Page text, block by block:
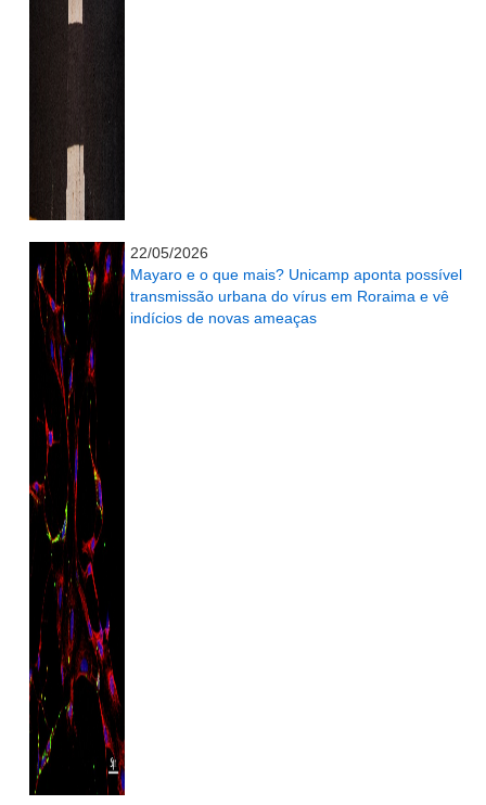
22/05/2026
Mayaro e o que mais? Unicamp aponta possível
transmissão urbana do vírus em Roraima e vê
indícios de novas ameaças